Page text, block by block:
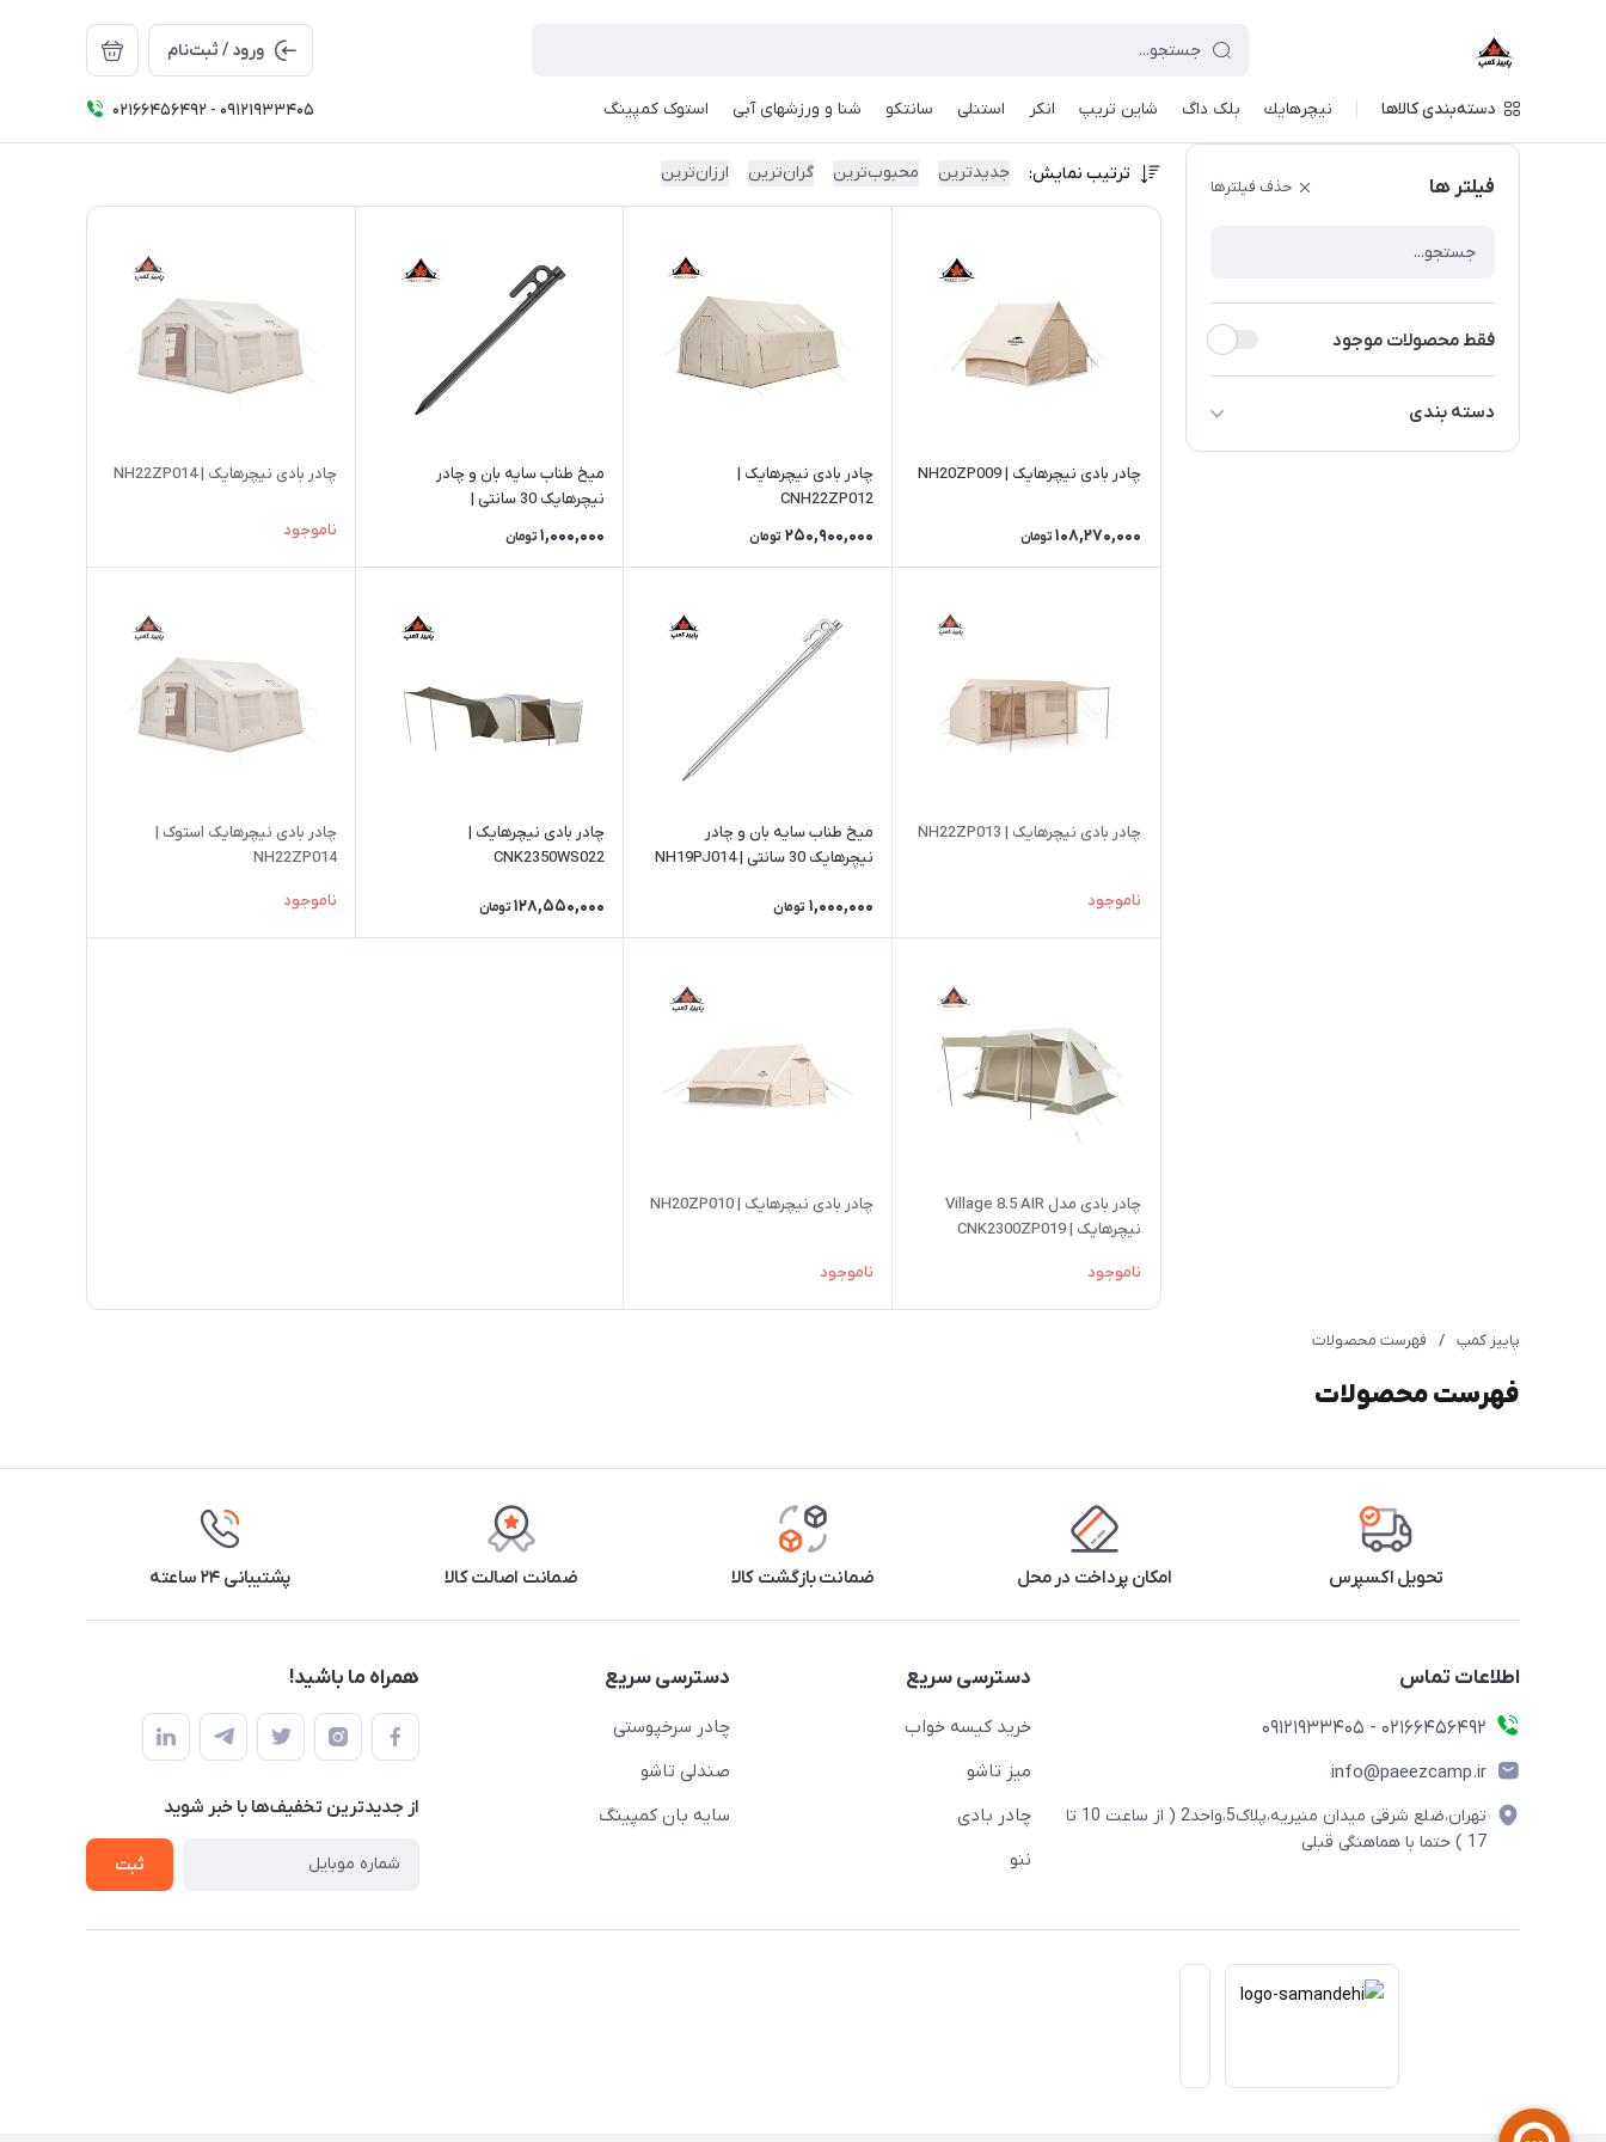
ورود / ثبت‌نام
دسته‌بندی کالاها نيچرهايك بلک داگ شاین تریپ انکر استنلی سانتکو شنا و ورزشهای آبی استوک کمپینگ 02166456492 - 09121933405
فیلتر ها حذف فیلترها
فقط محصولات موجود
دسته بندی
چادر کمپینگ و کوهنوردی
ترتیب نمایش: جدیدترین محبوب‌ترین گران‌ترین ارزان‌ترین
چادر بادی نیچرهایک | NH20ZP009
108,270,000 تومان
چادر بادی نیچرهایک |
CNH22ZP012
250,900,000 تومان
میخ طناب سایه بان و چادر
نیچرهایک 30 سانتی |
CNH22ZP018
1,000,000 تومان
چادر بادی نیچرهایک | NH22ZP014
ناموجود
چادر بادی نیچرهایک | NH22ZP013
ناموجود
میخ طناب سایه بان و چادر
نیچرهایک 30 سانتی | NH19PJ014
1,000,000 تومان
چادر بادی نیچرهایک |
CNK2350WS022
128,550,000 تومان
چادر بادی نیچرهایک استوک |
NH22ZP014
ناموجود
چادر بادی مدل Village 8.5 AIR
نیچرهایک | CNK2300ZP019
ناموجود
چادر بادی نیچرهایک | NH20ZP010
ناموجود
پاییز کمپ / فهرست محصولات
فهرست محصولات
تحویل اکسپرس امکان پرداخت در محل ضمانت بازگشت کالا ضمانت اصالت کالا پشتیبانی ۲۴ ساعته
اطلاعات تماس
02166456492 - 09121933405
info@paeezcamp.ir
تهران،ضلع شرقی میدان منیریه،پلاک5،واحد2 ( از ساعت 10 تا
17 ) حتما با هماهنگی قبلی
دسترسی سریع
خرید کیسه خواب
میز تاشو
چادر بادی
ننو
دسترسی سریع
چادر سرخپوستی
صندلی تاشو
سایه بان کمپینگ
همراه ما باشید!
از جدید‌ترین تخفیف‌ها با‌ خبر شوید
ثبت